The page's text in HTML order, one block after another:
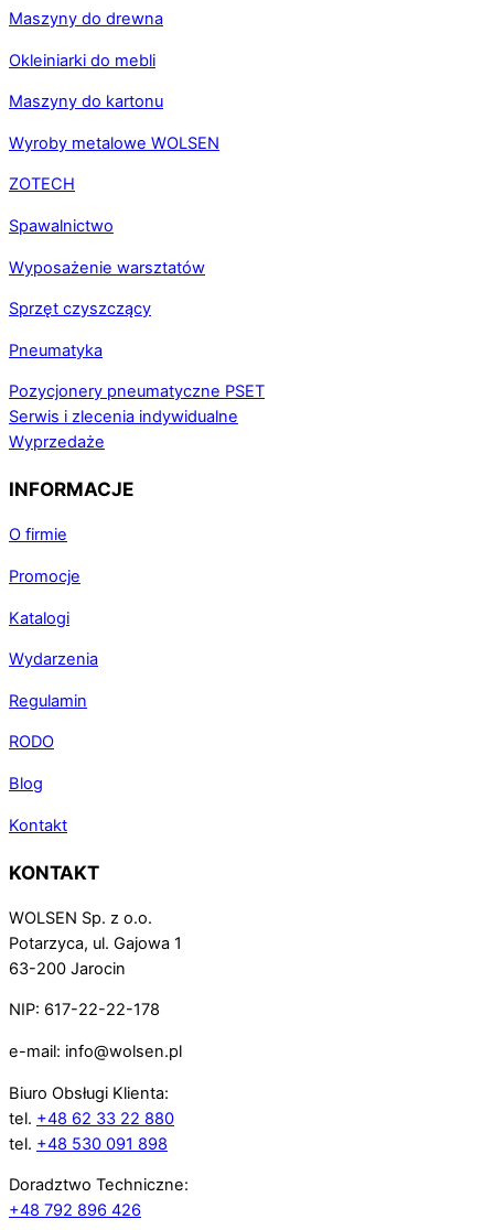
Maszyny do drewna
Okleiniarki do mebli
Maszyny do kartonu
Wyroby metalowe WOLSEN
ZOTECH
Spawalnictwo
Wyposażenie warsztatów
Sprzęt czyszczący
Pneumatyka
Pozycjonery pneumatyczne PSET
Serwis i zlecenia indywidualne
Wyprzedaże
INFORMACJE
O firmie
Promocje
Katalogi
Wydarzenia
Regulamin
RODO
Blog
Kontakt
KONTAKT
WOLSEN Sp. z o.o.
Potarzyca, ul. Gajowa 1
63-200 Jarocin
NIP: 617-22-22-178
e-mail: info@wolsen.pl
Biuro Obsługi Klienta:
tel. +48 62 33 22 880
tel. +48 530 091 898
Doradztwo Techniczne:
+48 792 896 426